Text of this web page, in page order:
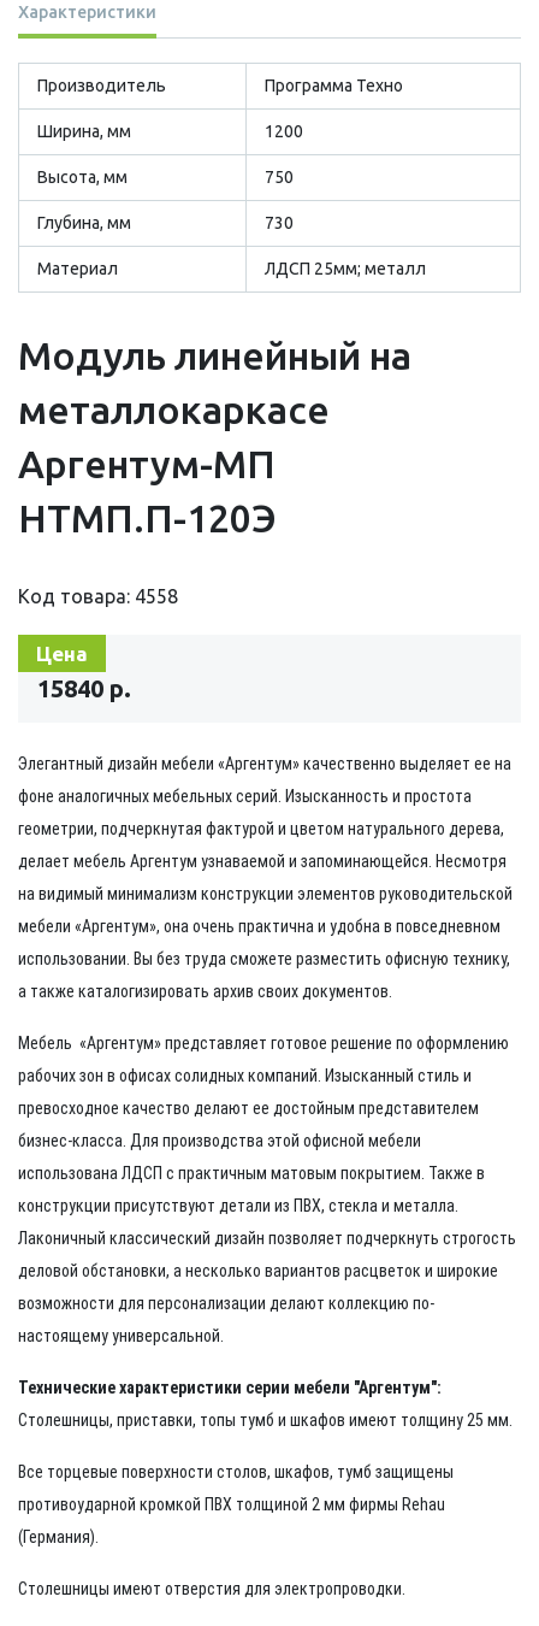
Характеристики
Производитель Программа Техно
Ширина, мм 1200
Высота, мм 750
Глубина, мм 730
Материал ЛДСП 25мм; металл
Модуль линейный на
металлокаркасе
Аргентум-МП
НТМП.П-120Э
Код товара: 4558
Цена
15840 р.
Элегантный дизайн мебели «Аргентум»качественно выделяет ее на
фоне аналогичных мебельных серий. Изысканность и простота
геометрии, подчеркнутая фактурой и цветом натурального дерева,
делает мебель Аргентум узнаваемой и запоминающейся. Несмотря
на видимый минимализм конструкции элементов руководительской
мебели «Аргентум», она очень практична и удобна в повседневном
использовании. Вы без труда сможете разместить офисную технику,
а также каталогизировать архив своих документов.
Мебель «Аргентум» представляет готовое решение по оформлению
рабочих зон в офисах солидных компаний. Изысканный стиль и
превосходное качество делают ее достойным представителем
бизнес-класса. Для производства этой офисной мебели
использована ЛДСП с практичным матовым покрытием. Также в
конструкции присутствуют детали из ПВХ, стекла и металла.
Лаконичный классический дизайн позволяет подчеркнуть строгость
деловой обстановки, а несколько вариантов расцветок и широкие
возможности для персонализации делают коллекцию по-
настоящему универсальной.
Технические характеристики серии мебели "Аргентум":
Столешницы, приставки, топы тумб и шкафов имеют толщину 25 мм.
Все торцевые поверхности столов, шкафов, тумб защищены
противоударной кромкой ПВХ толщиной 2 мм фирмы Rehau
(Германия).
Столешницы имеют отверстия для электропроводки.